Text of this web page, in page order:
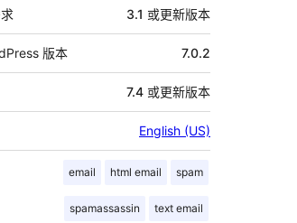
3.1 或更新版本
版本 7.0.2
7.4 或更新版本
English (US)
email html email spam
spamassassin text email